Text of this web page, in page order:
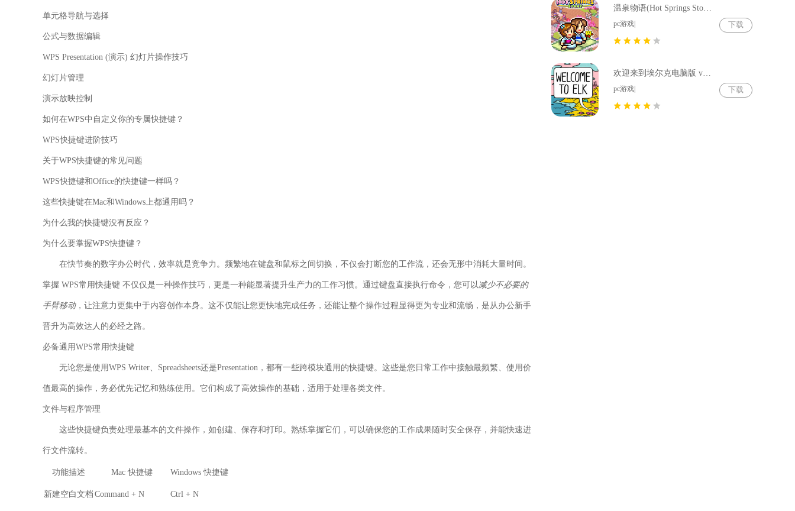
单元格导航与选择
公式与数据编辑
WPS Presentation (演示) 幻灯片操作技巧
幻灯片管理
演示放映控制
如何在WPS中自定义你的专属快捷键？
WPS快捷键进阶技巧
关于WPS快捷键的常见问题
WPS快捷键和Office的快捷键一样吗？
这些快捷键在Mac和Windows上都通用吗？
为什么我的快捷键没有反应？
为什么要掌握WPS快捷键？
在快节奏的数字办公时代，效率就是竞争力。频繁地在键盘和鼠标之间切换，不仅会打断您的工作流，还会无形中消耗大量时间。
掌握 WPS常用快捷键 不仅仅是一种操作技巧，更是一种能显著提升生产力的工作习惯。通过键盘直接执行命令，您可以减少不必要的
手臂移动，让注意力更集中于内容创作本身。这不仅能让您更快地完成任务，还能让整个操作过程显得更为专业和流畅，是从办公新手
晋升为高效达人的必经之路。
必备通用WPS常用快捷键
无论您是使用WPS Writer、Spreadsheets还是Presentation，都有一些跨模块通用的快捷键。这些是您日常工作中接触最频繁、使用价
值最高的操作，务必优先记忆和熟练使用。它们构成了高效操作的基础，适用于处理各类文件。
文件与程序管理
这些快捷键负责处理最基本的文件操作，如创建、保存和打印。熟练掌握它们，可以确保您的工作成果随时安全保存，并能快速进
行文件流转。
功能描述 Mac 快捷键 Windows 快捷键
新建空白文档 Command + N Ctrl + N
温泉物语(Hot Springs Story) v2.79
pc游戏| 下载
欢迎来到埃尔克电脑版 v1.22.4
pc游戏| 下载